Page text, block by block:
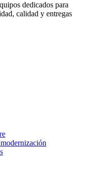
dedicados para
calidad y entregas